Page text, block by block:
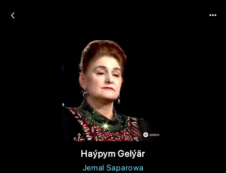
Haýpym Gelýär
Jemal Saparowa